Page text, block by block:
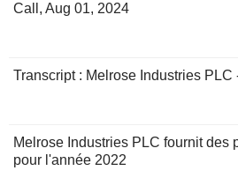
Call, Aug 01, 2024
Transcript : Melrose Industries PLC
Melrose Industries PLC fournit des
pour l'année 2022